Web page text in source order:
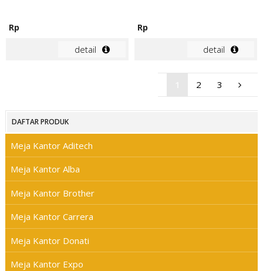
Rp
detail
Rp
detail
2 3
DAFTAR PRODUK
Meja Kantor Aditech
Meja Kantor Alba
Meja Kantor Brother
Meja Kantor Carrera
Meja Kantor Donati
Meja Kantor Expo